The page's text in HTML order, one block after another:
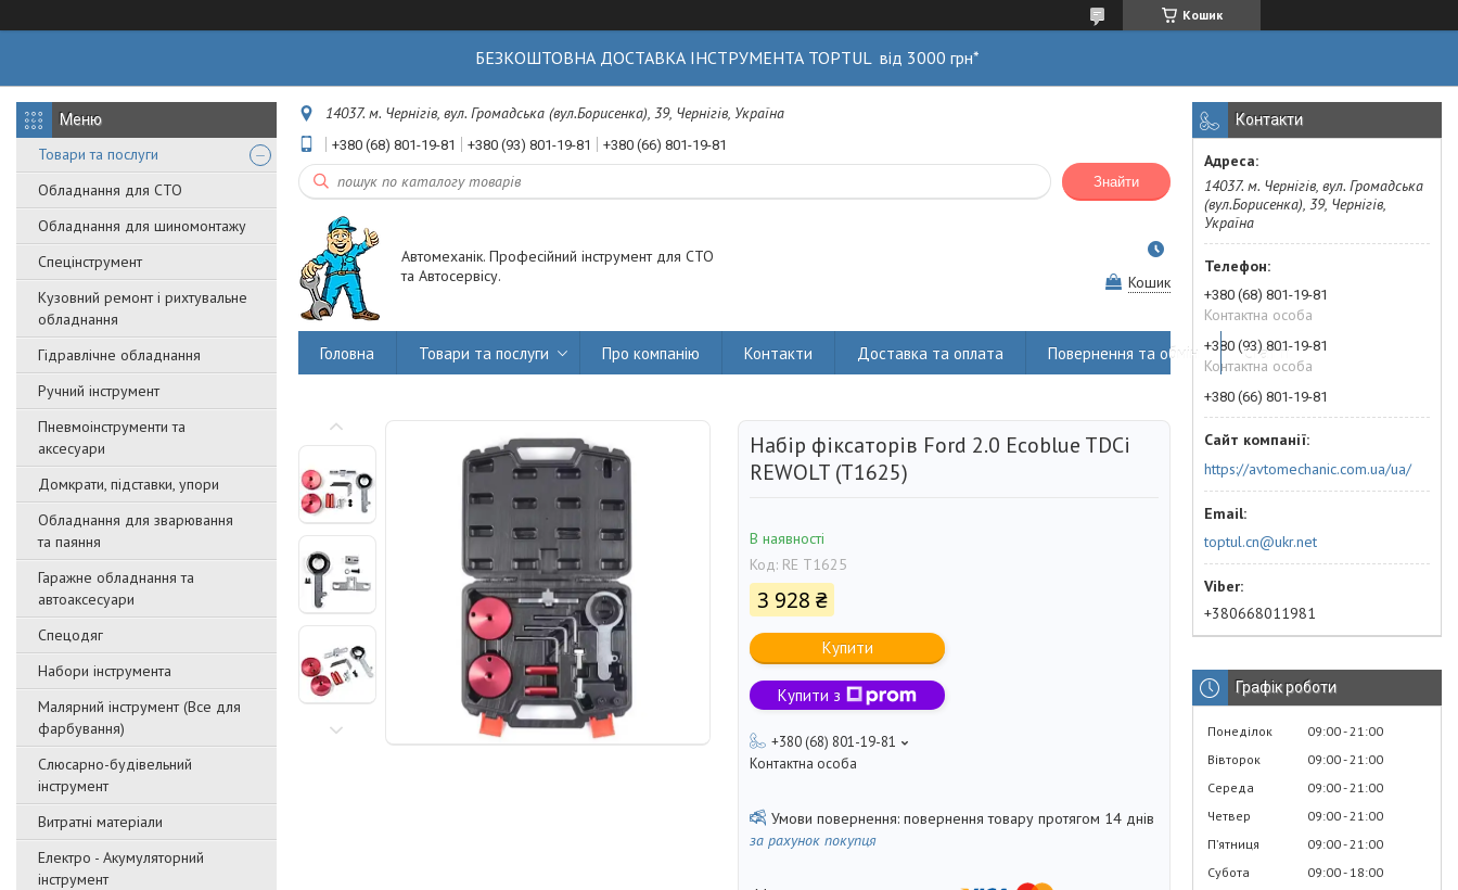
Кошик
БЕЗКОШТОВНА ДОСТАВКА ІНСТРУМЕНТА TOPTUL від 3000 грн*
Товари та послуги
Обладнання для СТО
Обладнання для шиномонтажу
Спецінструмент
Кузовний ремонт і рихтувальне
обладнання
Гідравлічне обладнання
Ручний інструмент
Пневмоінструменти та
аксесуари
Домкрати, підставки, упори
Обладнання для зварювання
та паяння
Гаражне обладнання та
автоаксесуари
Спецодяг
Набори інструмента
Малярний інструмент (Все для
фарбування)
Слюсарно-будівельний
інструмент
Витратні матеріали
Електро - Акумуляторний
інструмент
14037. м. Чернігів, вул. Громадська (вул.Борисенка), 39, Чернігів, Україна
+380 (68) 801-19-81 +380 (93) 801-19-81 +380 (66) 801-19-81
Знайти
Автомеханік. Професійний інструмент для СТО
та Автосервісу.
Кошик
Головна Товари та послуги Про компанію Контакти Доставка та оплата Повернення та обмін Статті
Набір фіксаторів Ford 2.0 Ecoblue TDCi
REWOLT (T1625)
В наявності
Код: RE T1625
3 928 ₴
Купити
Купити з
+380 (68) 801-19-81
Контактна особа
повернення товару протягом 14 днів
за рахунок покупця
Контакти
14037. м. Чернігів, вул. Громадська
(вул.Борисенка), 39, Чернігів,
Україна
+380 (68) 801-19-81
Контактна особа
+380 (93) 801-19-81
Контактна особа
+380 (66) 801-19-81
https://avtomechanic.com.ua/ua/
toptul.cn@ukr.net
+380668011981
Графік роботи
Понеділок 09:00 21:00
Вівторок
09:00 21:00
Середа
09:00 21:00
Четвер
09:00 21:00
Пʼятниця
09:00 21:00
Субота
09:00 18:00